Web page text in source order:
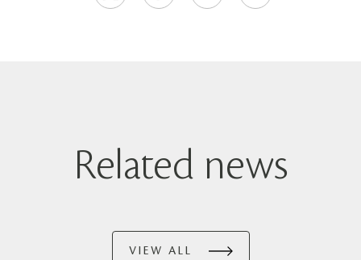
Related news
VIEW ALL